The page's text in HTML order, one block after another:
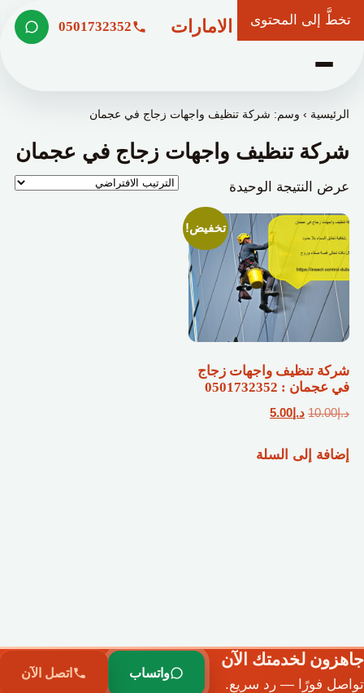
تخطَّ إلى المحتوى
شركة وعد الامارات 0501732352
الرئيسية ›وسم: شركة تنظيف واجهات زجاج في عجمان
شركة تنظيف واجهات زجاج في عجمان
عرض النتيجة الوحيدة
تخفيض!
شركة تنظيف واجهات زجاج
في عجمان : 0501732352
د.إ10.00 السعر
هو:
د.إ 5.00السعر
هو:
إضافة إلى السلة
جاهزون لخدمتك الآن
تواصل فورًا — رد سريع.
واتساب اتصل الآن